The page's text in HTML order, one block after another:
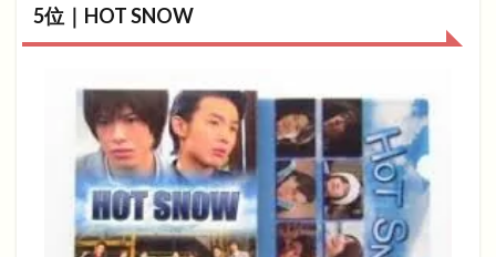
5位｜HOT SNOW